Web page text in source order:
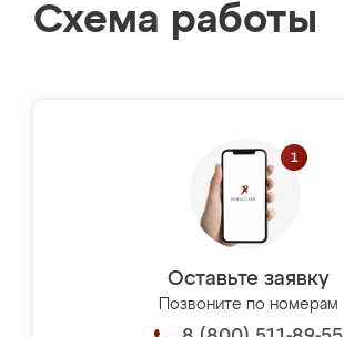
Схема работы
Оставьте заявку
Позвоните по номерам